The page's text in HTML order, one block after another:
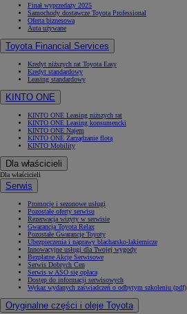
Finał wyprzedaży 2025
Samochody dostawcze Toyota Professional
Oferta biznesowa
Auta używane
Toyota Financial Services
Kredyt niższych rat Toyota Easy
Kredyt standardowy
Leasing standardowy
KINTO ONE
KINTO ONE Leasing niższych rat
KINTO ONE Leasing konsumencki
KINTO ONE Najem
KINTO ONE Zarządzanie flotą
KINTO Mobility
Dla właścicieli
Dla właścicieli
Serwis
Promocje i sezonowe usługi
Pozostałe oferty serwisu
Rezerwacja wizyty w serwisie
Gwarancja Toyota Relax
Pozostałe Gwarancje Toyoty
Ubezpieczenia i naprawy blacharsko-lakiernicze
Innowacyjne usługi dla Twojej wygody
Bezpłatne Akcje Serwisowe
Serwis Dobrych Cen
Serwis w ASO się opłaca
Dostęp do informacji serwisowych
Wykaz wydanych zaświadczeń o odbytym szkoleniu (pdf)
Oryginalne części i oleje Toyota